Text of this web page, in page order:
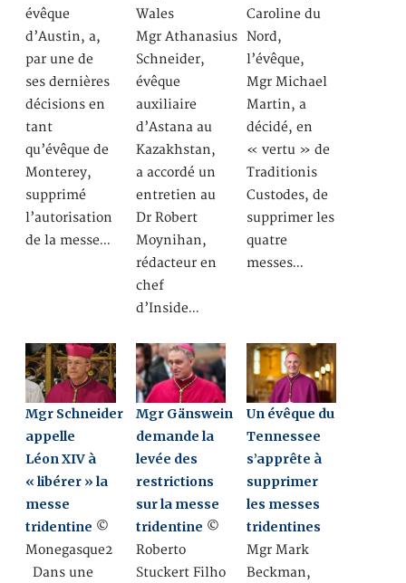
évêque
d’Austin, a,
par une de
ses dernières
décisions en
tant
qu’évêque de
Monterey,
supprimé
l’autorisation
de la messe…
Wales
Mgr Athanasius
Schneider,
évêque
auxiliaire
d’Astana au
Kazakhstan,
a accordé un
entretien au
Dr Robert
Moynihan,
rédacteur en
chef
d’Inside…
Caroline du
Nord,
l’évêque,
Mgr Michael
Martin, a
décidé, en
« vertu » de
Traditionis
Custodes, de
supprimer les
quatre
messes…
Mgr Schneider
appelle
Léon XIV à
« libérer » la
messe
tridentine ©
Monegasque2
Dans une
Mgr Gänswein
demande la
levée des
restrictions
sur la messe
tridentine ©
Roberto
Stuckert Filho
Un évêque du
Tennessee
s’apprête à
supprimer
les messes
tridentines
Mgr Mark
Beckman,